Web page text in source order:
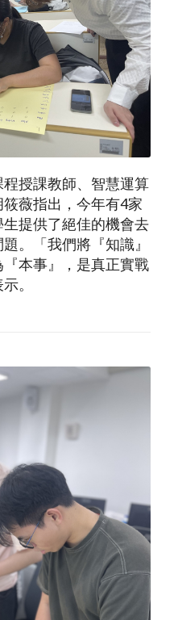
授課教師、智慧運算
薇指出，今年有4家
提供了絕佳的機會去
。「我們將『知識』
本事』，是真正實戰
。